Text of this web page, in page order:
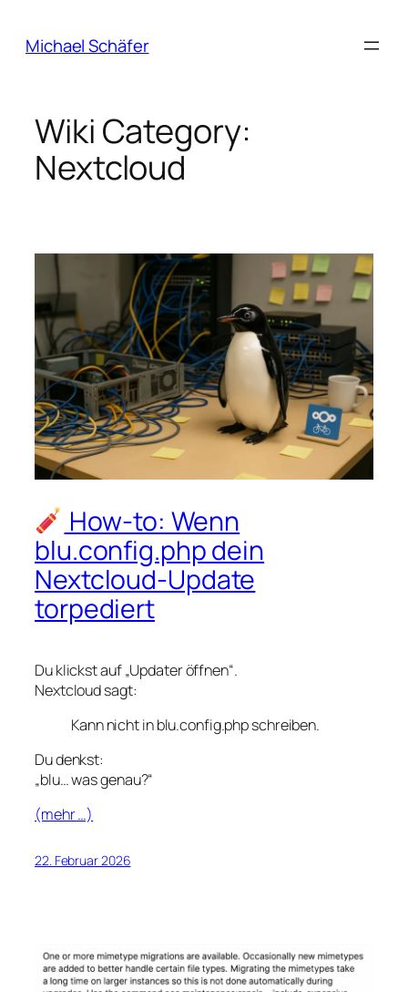
Inhalt
Michael Schäfer
Wiki Category:
Nextcloud
How-to: Wenn
blu.config.php dein
Nextcloud-Update
torpediert
Du klickst auf „Updater öffnen“.
Nextcloud sagt:
Kann nicht in blu.config.php schreiben.
Du denkst:
„blu… was genau?“
(mehr …)
22. Februar 2026